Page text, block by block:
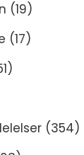
(19)
(17)
(354)